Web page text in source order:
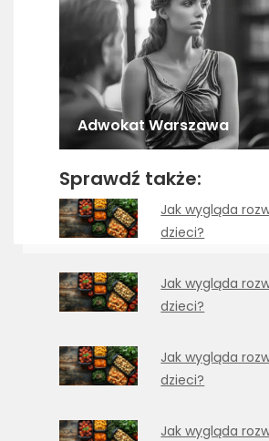
Adwokat Warszawa
Sprawdź także:
Jak wygląda
dzieci?
Jak wygląda
dzieci?
Jak wygląda
dzieci?
Jak wygląda